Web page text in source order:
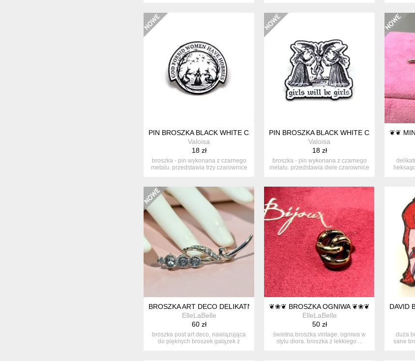
PIN BROSZKA BLACK WHITE CZAROWNICE
Valoisa
18 zł
broszka - pin wykonana z czarnego
metalu. przedstawia trzy czarownice
PIN BROSZKA BLACK WHITE CZAROWNICE
Valoisa
18 zł
broszka - pin wykonana z czarnego
metalu. przedstawia dwie czarownice
❦❦
BROSZKA ART DECO DELIKATNA GAŁĄZKA
ElleLaBelle
60 zł
broszka post art deco, nawiązująca
do pięknych broszek gałązek z
❦❀❦ BROSZKA OGNIWA ❦❀❦
ElleLaBelle
50 zł
świetna broszka vintage. ogniwa w
stylu diora. broszka z lekkiego ...
DAVID
duża
sane